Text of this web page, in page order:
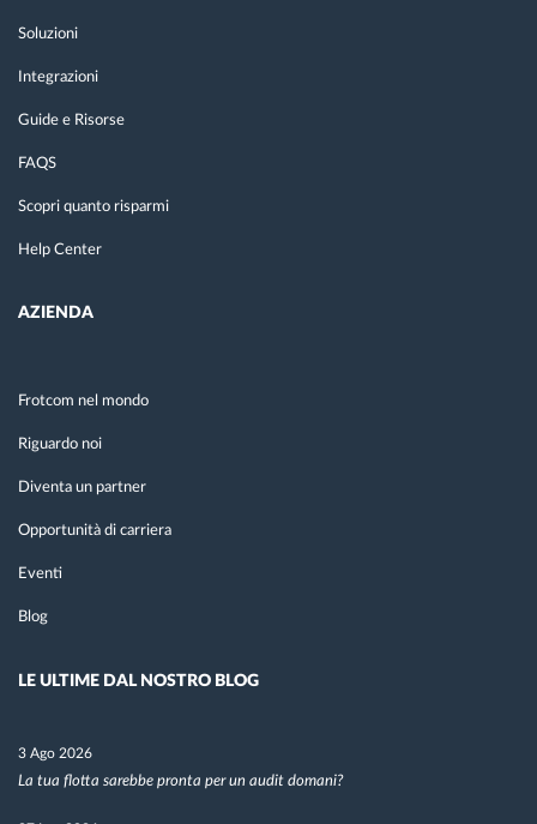
Soluzioni
Integrazioni
Guide e Risorse
FAQS
Scopri quanto risparmi
Help Center
AZIENDA
Frotcom nel mondo
Riguardo noi
Diventa un partner
Opportunità di carriera
Eventi
Blog
LE ULTIME DAL NOSTRO BLOG
3 Ago 2026
La tua flotta sarebbe pronta per un audit domani?